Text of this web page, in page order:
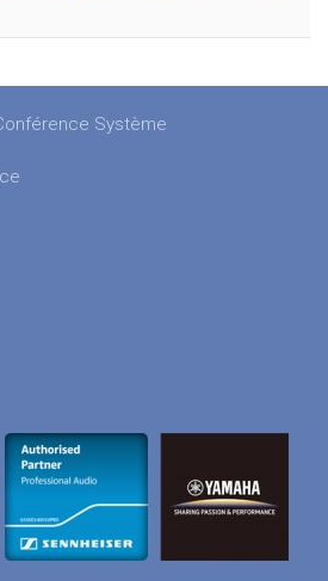
Système